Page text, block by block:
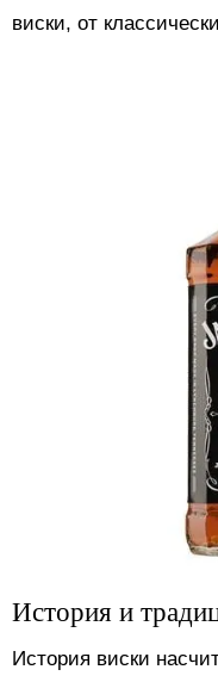
виски, от
История и
История виски